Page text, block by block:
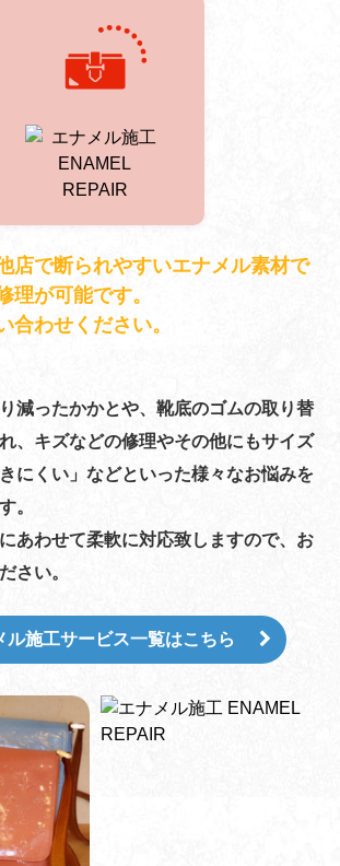
店で断られやすいエナメル素材で
理が可能です。
合わせください。
減ったかかとや、靴底のゴムの取り替
、キズなどの修理やその他にもサイズ
にくい」などといった様々なお悩みを
。
あわせて柔軟に対応致しますので、お
さい。
ル施工サービス一覧はこちら